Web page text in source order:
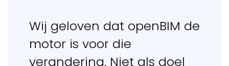
Wij geloven dat openBIM de
motor is voor die
verandering. Niet als doel
Beleid
Privacybeleid
Algemene
Social Media
LinkedIn
YouTube